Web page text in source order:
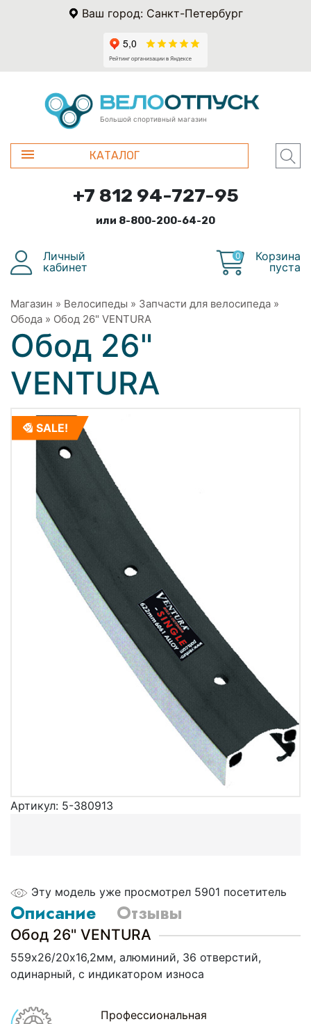
Ваш город: Санкт-Петербург
Большой спортивный магазин
КАТАЛОГ
+7 812 94-727-95
или 8-800-200-64-20
Личный
кабинет
0
Корзина
пуста
Магазин » Велосипеды » Запчасти для велосипеда »
Обода » Обод 26" VENTURA
Обод 26"
VENTURA
SALE!
Артикул: 5-380913
Эту модель уже просмотрел 5901 посетитель
Описание Отзывы
Обод 26" VENTURA
559х26/20х16,2мм, алюминий, 36 отверстий,
одинарный, c индикатором износа
Профессиональная